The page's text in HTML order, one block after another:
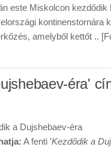
este Miskolcon kezdődik
kontinenstornára
amelyből kettőt ..
éra'
a Dujshebaev-éra
A fenti 'Kezdődik a